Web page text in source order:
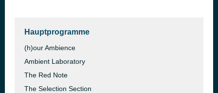
Hauptprogramme
(h)our Ambience
Ambient Laboratory
The Red Note
The Selection Section